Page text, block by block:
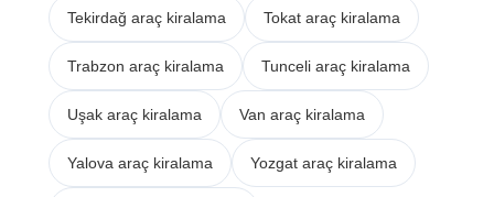
Tekirdağ araç kiralama Tokat araç kiralama
Trabzon araç kiralama Tunceli araç kiralama
Uşak araç kiralama Van araç kiralama
Yalova araç kiralama Yozgat araç kiralama